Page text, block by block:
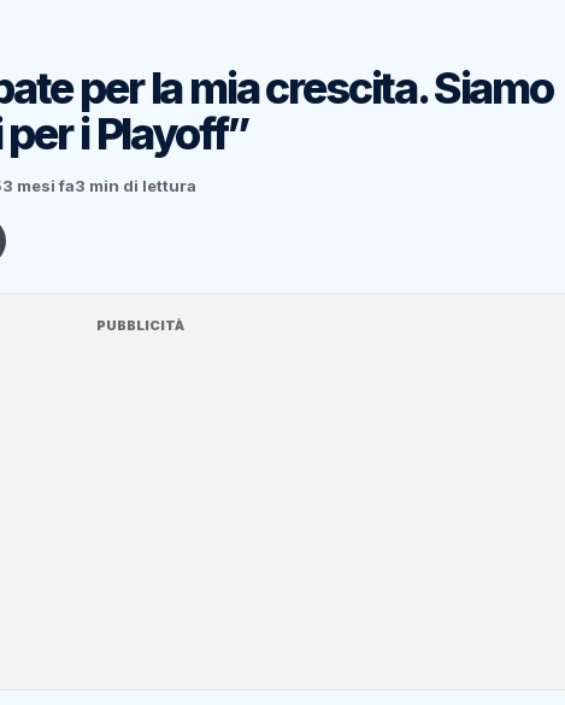
per la mia crescita. Siamo
i Playoff”
3 mesi fa3 min di lettura
PUBBLICITÀ